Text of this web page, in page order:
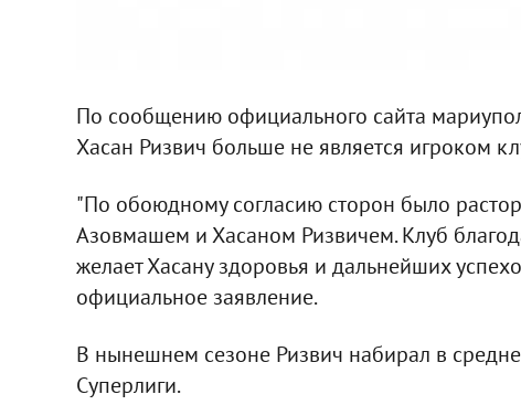
По сообщению официального сайта
Хасан Ризвич больше не является игроком
"По обоюдному согласию сторон было
Азовмашем и Хасаном Ризвичем. Клуб
желает Хасану здоровья и дальнейших
официальное заявление.
В нынешнем сезоне Ризвич набирал в
Суперлиги.